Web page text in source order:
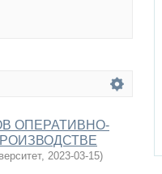
ОПЕРАТИВНО-
, 2023-03-15)